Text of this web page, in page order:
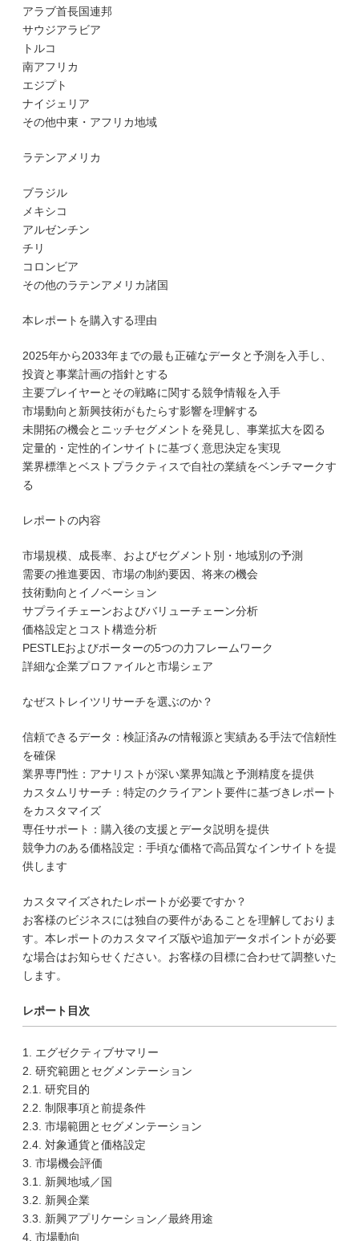
アラブ首長国連邦
サウジアラビア
トルコ
南アフリカ
エジプト
ナイジェリア
その他中東・アフリカ地域
ラテンアメリカ
ブラジル
メキシコ
アルゼンチン
チリ
コロンビア
その他のラテンアメリカ諸国
本レポートを購入する理由
2025年から2033年までの最も正確なデータと予測を入手し、
投資と事業計画の指針とする
主要プレイヤーとその戦略に関する競争情報を入手
市場動向と新興技術がもたらす影響を理解する
未開拓の機会とニッチセグメントを発見し、事業拡大を図る
定量的・定性的インサイトに基づく意思決定を実現
業界標準とベストプラクティスで自社の業績をベンチマークす
る
レポートの内容
市場規模、成長率、およびセグメント別・地域別の予測
需要の推進要因、市場の制約要因、将来の機会
技術動向とイノベーション
サプライチェーンおよびバリューチェーン分析
価格設定とコスト構造分析
PESTLEおよびポーターの5つの力フレームワーク
詳細な企業プロファイルと市場シェア
なぜストレイツリサーチを選ぶのか？
信頼できるデータ：検証済みの情報源と実績ある手法で信頼性
を確保
業界専門性：アナリストが深い業界知識と予測精度を提供
カスタムリサーチ：特定のクライアント要件に基づきレポート
をカスタマイズ
専任サポート：購入後の支援とデータ説明を提供
競争力のある価格設定：手頃な価格で高品質なインサイトを提
供します
カスタマイズされたレポートが必要ですか？
お客様のビジネスには独自の要件があることを理解しておりま
す。本レポートのカスタマイズ版や追加データポイントが必要
な場合はお知らせください。お客様の目標に合わせて調整いた
します。
レポート目次
1. エグゼクティブサマリー
2. 研究範囲とセグメンテーション
2.1. 研究目的
2.2. 制限事項と前提条件
2.3. 市場範囲とセグメンテーション
2.4. 対象通貨と価格設定
3. 市場機会評価
3.1. 新興地域／国
3.2. 新興企業
3.3. 新興アプリケーション／最終用途
4. 市場動向